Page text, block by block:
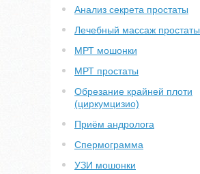
Анализ секрета простаты
Лечебный массаж простаты
МРТ мошонки
МРТ простаты
Обрезание крайней плоти
(циркумцизио)
Приём андролога
Спермограмма
УЗИ мошонки